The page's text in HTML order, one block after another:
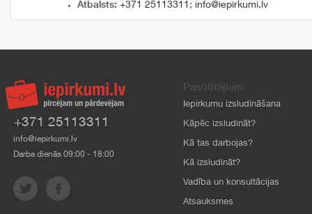
Atbalsts: +371 25113311 ; info@iepirkumi.lv
+371 25113311
info@iepirkumi.lv
Darba dienās 09:00 - 18:00
Pasūtītājiem
Iepirkumu izsludināšana
Kāpēc izsludināt?
Kā tas darbojas?
Kā izsludināt?
Vadība un konsultācijas
Atsauksmes